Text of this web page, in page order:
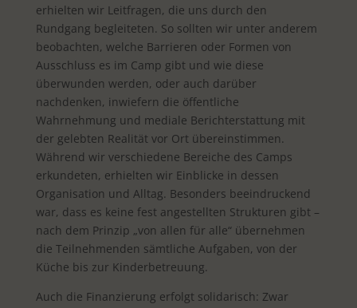
erhielten wir Leitfragen, die uns durch den
Rundgang begleiteten. So sollten wir unter anderem
beobachten, welche Barrieren oder Formen von
Ausschluss es im Camp gibt und wie diese
überwunden werden, oder auch darüber
nachdenken, inwiefern die öffentliche
Wahrnehmung und mediale Berichterstattung mit
der gelebten Realität vor Ort übereinstimmen.
Während wir verschiedene Bereiche des Camps
erkundeten, erhielten wir Einblicke in dessen
Organisation und Alltag. Besonders beeindruckend
war, dass es keine fest angestellten Strukturen gibt –
nach dem Prinzip „von allen für alle“ übernehmen
die Teilnehmenden sämtliche Aufgaben, von der
Küche bis zur Kinderbetreuung.
Auch die Finanzierung erfolgt solidarisch: Zwar